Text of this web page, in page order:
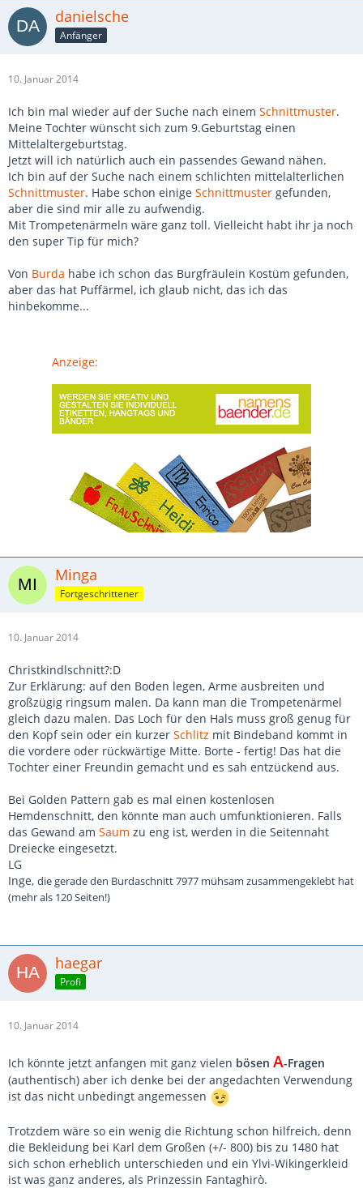
danielsche
Anfänger
10. Januar 2014
Ich bin mal wieder auf der Suche nach einem Schnittmuster.
Meine Tochter wünscht sich zum 9.Geburtstag einen
Mittelaltergeburtstag.
Jetzt will ich natürlich auch ein passendes Gewand nähen.
Ich bin auf der Suche nach einem schlichten mittelalterlichen
Schnittmuster. Habe schon einige Schnittmuster gefunden,
aber die sind mir alle zu aufwendig.
Mit Trompetenärmeln wäre ganz toll. Vielleicht habt ihr ja noch
den super Tip für mich?
Von Burda habe ich schon das Burgfräulein Kostüm gefunden,
aber das hat Puffärmel, ich glaub nicht, das ich das
hinbekomme...
Anzeige:
Minga
Fortgeschrittener
10. Januar 2014
Christkindlschnitt?:D
Zur Erklärung: auf den Boden legen, Arme ausbreiten und
großzügig ringsum malen. Da kann man die Trompetenärmel
gleich dazu malen. Das Loch für den Hals muss groß genug für
den Kopf sein oder ein kurzer Schlitz mit Bindeband kommt in
die vordere oder rückwärtige Mitte. Borte - fertig! Das hat die
Tochter einer Freundin gemacht und es sah entzückend aus.
Bei Golden Pattern gab es mal einen kostenlosen
Hemdenschnitt, den könnte man auch umfunktionieren. Falls
das Gewand am Saum zu eng ist, werden in die Seitennaht
Dreiecke eingesetzt.
LG
Inge, die gerade den Burdaschnitt 7977 mühsam zusammengeklebt hat
(mehr als 120 Seiten!)
haegar
Profi
10. Januar 2014
Ich könnte jetzt anfangen mit ganz vielen bösen A-Fragen
(authentisch) aber ich denke bei der angedachten Verwendung
ist das nicht unbedingt angemessen
Trotzdem wäre so ein wenig die Richtung schon hilfreich, denn
die Bekleidung bei Karl dem Großen (+/- 800) bis zu 1480 hat
sich schon erheblich unterschieden und ein Ylvi-Wikingerkleid
ist was ganz anderes, als Prinzessin Fantaghirò.